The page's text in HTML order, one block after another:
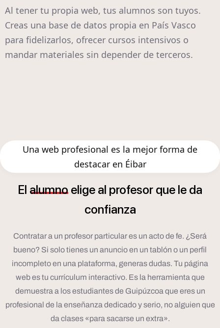
Al tener tu propia web, tus alumnos son tuyos.
Creas una base de datos propia en País Vasco
para fidelizarlos, ofrecer cursos intensivos o
mandar materiales sin depender de terceros.
Una web profesional es la mejor forma de
destacar en Éibar
El alumno elige al profesor que le da
confianza
Contratar a un profesor particular es un acto de fe. ¿Será
bueno? Si solo tienes un anuncio en un tablón o un perfil
incompleto en una plataforma, generas dudas. Tu página
web es tu currículum interactivo. Es la herramienta que
demuestra a los estudiantes de Guipúzcoa que eres un
profesional de la enseñanza dedicado y serio, no alguien que
da clases «para sacarse un extra».